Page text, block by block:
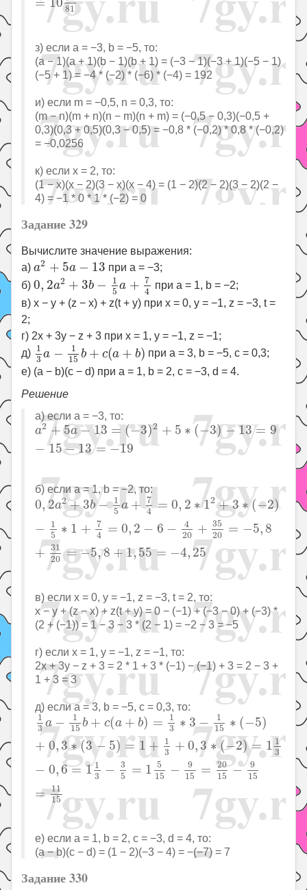
81
з) если a = −3, b = −5, то:
(a − 1)(a + 1)(b − 1)(b + 1) = (−3 − 1)(−3 + 1)(−5 − 1)
(−5 + 1) = −4 * (−2) * (−6) * (−4) = 192
и) если m = −0,5, n = 0,3, то:
(m − n)(m + n)(n − m)(n + m) = (−0,5 − 0,3)(−0,5 +
0,3)(0,3 + 0,5)(0,3 − 0,5) = −0,8 * (−0,2) * 0,8 * (−0,2)
= −0,0256
к) если x = 2, то:
(1 − x)(x − 2)(3 − x)(x − 4) = (1 − 2)(2 − 2)(3 − 2)(2 −
4) = −1 * 0 * 1 * (−2) = 0
Задание 329
Вычислите значение выражения:
а)a2 + 5a − 13
a2 + 5a 13
при a = −3;
б)0, 2a2 + 3b −
1
5 a + 7
4
0 2a 2 b− a
при a = 1, b = −2;
в) x − y + (z − x) + z(t + y) при x = 0, y = −1, z = −3, t =
2;
г) 2x + 3y − z + 3 при x = 1, y = −1, z = −1;
д) 1
3 a −
1
15 b + c(a + b)
1 −1 15 (a )
при a = 3, b = −5, c = 0,3;
е) (a − b)(c − d) при a = 1, b = 2, c = −3, d = 4.
Решение
а) если a = −3, то:
a2 + 5a − 13 = (−3)2 + 5 ∗ (−3)−13 = 9
− 15 −13 = −19
a2+5a−13=( −3)2+5∗ 3) 13=9−15−13 =−19
б) если a = 1, b = −2, то:
0, 2a2 + 3b − 1
5 a + 7
4 = 0, 2 ∗12 +3 ∗ (−2)
−
1
5
∗ 1 +
7
4
= 0, 2 − 6 −
4
20 + 35
20
= −5, 8
+ 31
20 = −5,8 +1, 55 = −4, 25
0, 2a2+3b−15a +7 4=0 +3∗( − 2) −1 ∗1
в) если x = 0, y = −1, z = −3, t = 2, то:
x − y + (z − x) + z(t + y) = 0 − (−1) + (−3 − 0) + (−3) *
(2 + (−1)) = 1 − 3 − 3 * (2 − 1) = −2 − 3 = −5
г) если x = 1, y = −1, z = −1, то:
2x + 3y − z + 3 = 2 * 1 + 3 * (−1) − (−1) + 3 = 2 − 3 +
1 + 3 = 3
д) если a = 3, b = −5, c = 0,3, то:
1
3 a −
1
15 b + c(a + b) =
1
3 ∗ 3 −
1
15
∗ (−5)
+ 0, 3 ∗(3 − 5) = 1 +
1
3 + 0, 3 ∗(−2) = 1 1
3
− 0,6 = 1 1
3 − 3
5
= 1 5
15
−
9
15
=
20
15 −
9
15
= 11
15
13a−115b+ c (a +b )=1 3∗ 3−1 ∗ ) 0,3 −
е) если a = 1, b = 2, c = −3, d = 4, то:
(a − b)(c − d) = (1 − 2)(−3 − 4) = −(−7) = 7
Задание 330